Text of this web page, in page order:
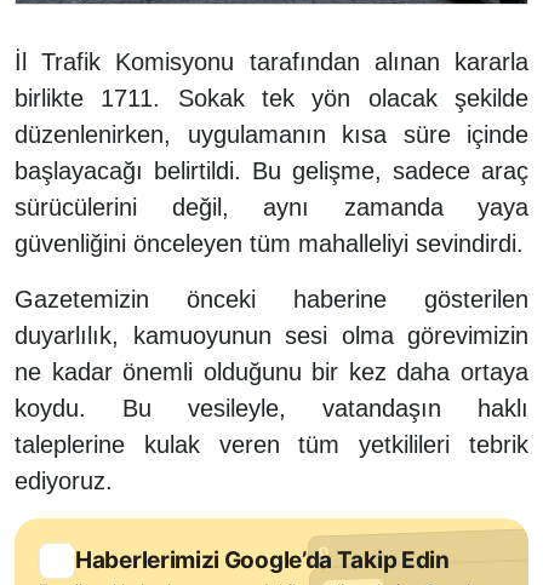
İl Trafik Komisyonu tarafından alınan kararla
birlikte 1711. Sokak tek yön olacak şekilde
düzenlenirken, uygulamanın kısa süre içinde
başlayacağı belirtildi. Bu gelişme, sadece araç
sürücülerini değil, aynı zamanda yaya
güvenliğini önceleyen tüm mahalleliyi sevindirdi.
Gazetemizin önceki haberine gösterilen
duyarlılık, kamuoyunun sesi olma görevimizin
ne kadar önemli olduğunu bir kez daha ortaya
koydu. Bu vesileyle, vatandaşın haklı
taleplerine kulak veren tüm yetkilileri tebrik
ediyoruz.
Haberlerimizi Google’da Takip Edin